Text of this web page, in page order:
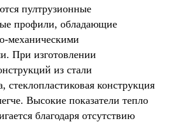
пултрузионные
профили, обладающие
механическими
При изготовлении
из стали
стеклопластиковая конструкция
Высокие показатели тепло
благодаря отсутствию